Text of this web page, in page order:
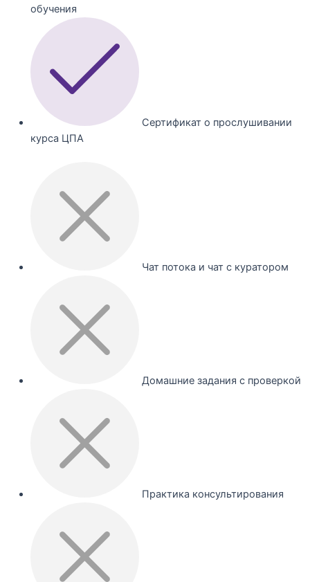
обучения
Сертификат о прослушивании
курса ЦПА
Чат потока и чат с куратором
Домашние задания с проверкой
Практика консультирования